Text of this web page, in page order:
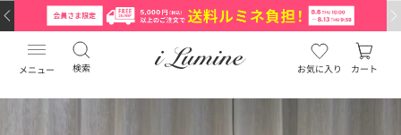
メニュー 検索 お気に入り カート